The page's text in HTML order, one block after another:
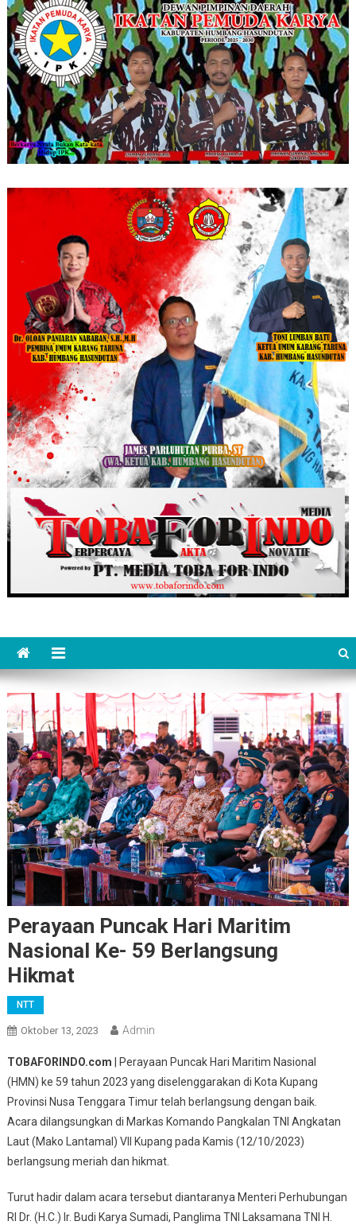
Perayaan Puncak Hari Maritim
Nasional Ke- 59 Berlangsung
Hikmat
NTT
Oktober 13, 2023 Admin
TOBAFORINDO.com | Perayaan Puncak Hari Maritim Nasional
(HMN) ke 59 tahun 2023 yang diselenggarakan di Kota Kupang
Provinsi Nusa Tenggara Timur telah berlangsung dengan baik.
Acara dilangsungkan di Markas Komando Pangkalan TNI Angkatan
Laut (Mako Lantamal) VII Kupang pada Kamis (12/10/2023)
berlangsung meriah dan hikmat.
Turut hadir dalam acara tersebut diantaranya Menteri Perhubungan
RI Dr. (H.C.) Ir. Budi Karya Sumadi, Panglima TNI Laksamana TNI H.